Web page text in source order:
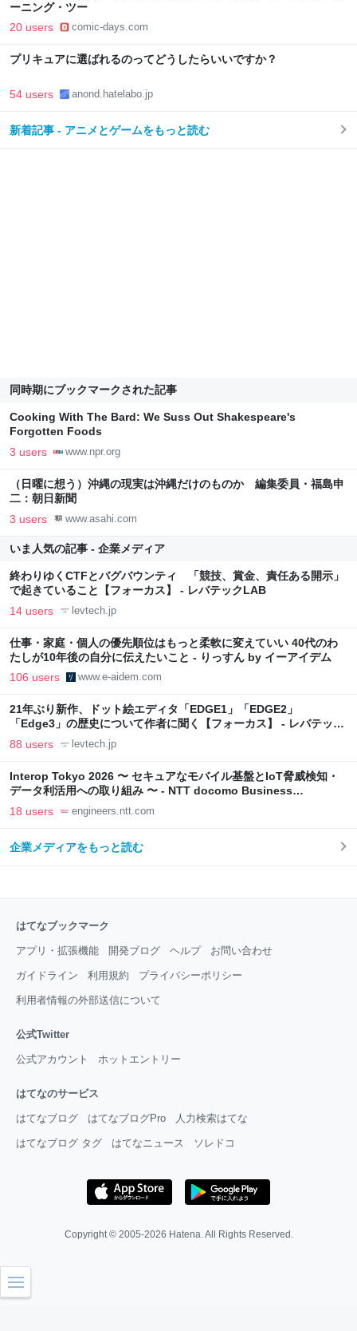
ーニング・ツー
20 users comic-days.com
プリキュアに選ばれるのってどうしたらいいですか？
54 users anond.hatelabo.jp
新着記事 - アニメとゲームをもっと読む
同時期にブックマークされた記事
Cooking With The Bard: We Suss Out Shakespeare's
Forgotten Foods
3 users www.npr.org
（日曜に想う）沖縄の現実は沖縄だけのものか 編集委員・福島申
二：朝日新聞
3 users www.asahi.com
いま人気の記事 - 企業メディア
終わりゆくCTFとバグバウンティ 「競技、賞金、責任ある開示」
で起きていること【フォーカス】 - レバテックLAB
14 users levtech.jp
仕事・家庭・個人の優先順位はもっと柔軟に変えていい 40代のわ
たしが10年後の自分に伝えたいこと - りっすん by イーアイデム
106 users www.e-aidem.com
21年ぶり新作、ドット絵エディタ「EDGE1」「EDGE2」
「Edge3」の歴史について作者に聞く【フォーカス】 - レバテック
LAB
88 users levtech.jp
Interop Tokyo 2026 〜 セキュアなモバイル基盤とIoT脅威検知・
データ利活用への取り組み 〜 - NTT docomo Business
Engineers' Blog
18 users engineers.ntt.com
企業メディアをもっと読む
はてなブックマーク
アプリ・拡張機能 開発ブログ ヘルプ お問い合わせ
ガイドライン 利用規約 プライバシーポリシー
利用者情報の外部送信について
公式Twitter
公式アカウント ホットエントリー
はてなのサービス
はてなブログ はてなブログPro 人力検索はてな
はてなブログ タグ はてなニュース ソレドコ
Copyright © 2005-2026 Hatena. All Rights Reserved.